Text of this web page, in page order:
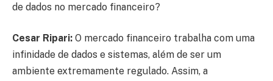
de dados no mercado financeiro?
Cesar Ripari: O mercado financeiro trabalha com uma
infinidade de dados e sistemas, além de ser um
ambiente extremamente regulado. Assim, a